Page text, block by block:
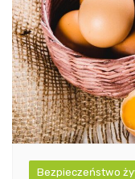
Bezpieczeństwo